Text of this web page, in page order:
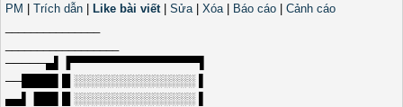
PM
Trích dẫn Like bài viết| Sửa| Xóa| Báo cáo
Cảnh cáo
─────▄▌▐▀▀▀▀▀▀▀▀▀▀▀▀▀▀▀▀▌
──████▌█ ░░░░░░░░░░░░░░░ ▌
▄▄▌▐██▌█ ░░░░░░░░░░░░░░░ ▌